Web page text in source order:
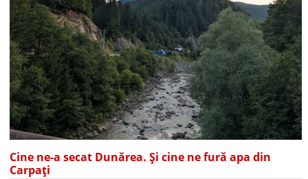
Cine ne-a secat Dunărea. Și cine ne fură apa din
Carpați